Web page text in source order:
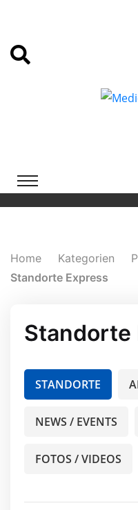
Home Kategorien
Standorte Express
Standorte
STANDORTE
NEWS / EVENTS
FOTOS / VIDEOS